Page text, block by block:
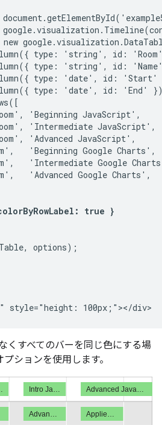
type: 'string', id:
type: 'string', id:
type: 'date', id: 'Start'
type: 'date', id: 'End'
'Beginning JavaScript',
'Intermediate
'Advanced JavaScript',
'Beginning Google
'Intermediate Google
'Advanced Google Charts',
true }
options);
くすべてのバーを同じ色にする場
プションを使用します。